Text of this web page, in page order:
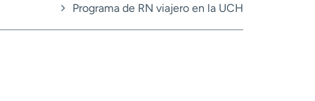
Programa de RN viajero en la UCH